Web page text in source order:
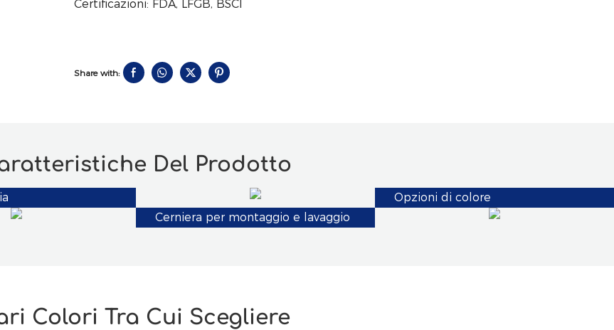
Certificazioni: FDA, LFGB, BSCI
Share with:
Del Prodotto
Opzioni di colore
Cerniera per montaggio e lavaggio
Colori Tra Cui Scegliere